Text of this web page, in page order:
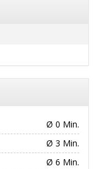
Ø 0 Min.
Ø 3 Min.
Ø 6 Min.